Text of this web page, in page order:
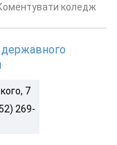
коледж
державного
7
269-